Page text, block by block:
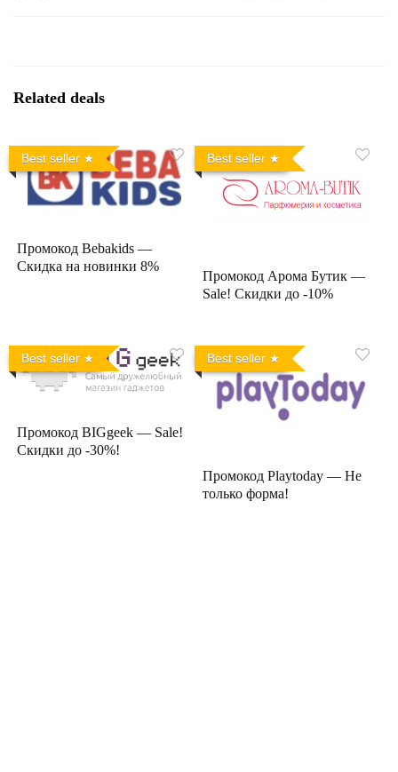
Related deals
Best seller
Промокод Bebakids —
Скидка на новинки 8%
Best seller
Промокод Арома Бутик —
Sale! Скидки до -10%
Best seller
Промокод BIGgeek — Sale!
Скидки до -30%!
Best seller
Промокод Playtoday — Не
только форма!